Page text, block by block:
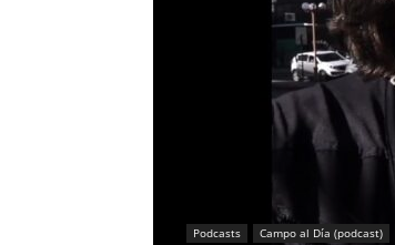
Podcasts Campo al Día (podcast)